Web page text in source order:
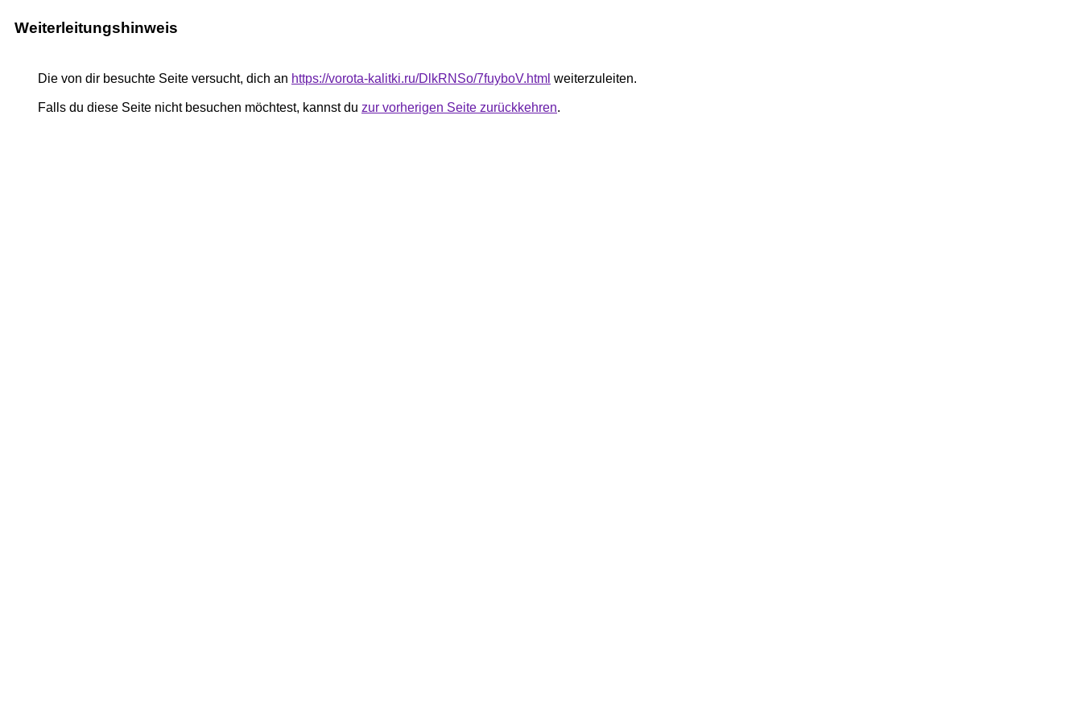
Weiterleitungshinweis
Die von dir besuchte Seite versucht, dich an https://vorota-kalitki.ru/DlkRNSo/7fuyboV.html weiterzuleiten.
Falls du diese Seite nicht besuchen möchtest, kannst du zur vorherigen Seite zurückkehren.